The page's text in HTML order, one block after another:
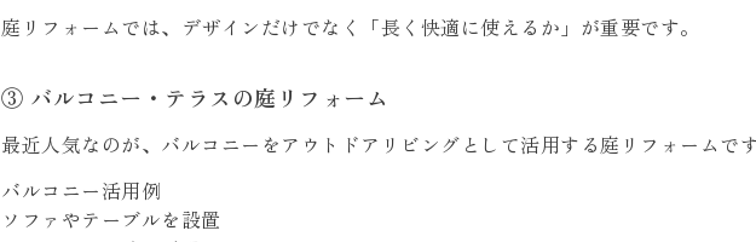
庭リフォームでは、デザインだけでなく「長く快適に使えるか」が重要です。
③ バルコニー・テラスの庭リフォーム
最近人気なのが、バルコニーをアウトドアリビングとして活用する庭リフォームです
バルコニー活用例
ソファやテーブルを設置